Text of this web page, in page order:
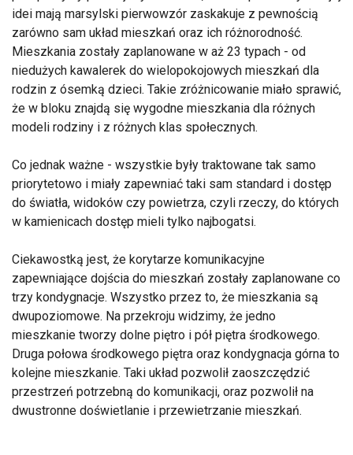
idei mają marsylski pierwowzór zaskakuje z pewnością
zarówno sam układ mieszkań oraz ich różnorodność.
Mieszkania zostały zaplanowane w aż 23 typach - od
niedużych kawalerek do wielopokojowych mieszkań dla
rodzin z ósemką dzieci. Takie zróżnicowanie miało sprawić,
że w bloku znajdą się wygodne mieszkania dla różnych
modeli rodziny i z różnych klas społecznych.
Co jednak ważne - wszystkie były traktowane tak samo
priorytetowo i miały zapewniać taki sam standard i dostęp
do światła, widoków czy powietrza, czyli rzeczy, do których
w kamienicach dostęp mieli tylko najbogatsi.
Ciekawostką jest, że korytarze komunikacyjne
zapewniające dojścia do mieszkań zostały zaplanowane co
trzy kondygnacje. Wszystko przez to, że mieszkania są
dwupoziomowe. Na przekroju widzimy, że jedno
mieszkanie tworzy dolne piętro i pół piętra środkowego.
Druga połowa środkowego piętra oraz kondygnacja górna to
kolejne mieszkanie. Taki układ pozwolił zaoszczędzić
przestrzeń potrzebną do komunikacji, oraz pozwolił na
dwustronne doświetlanie i przewietrzanie mieszkań.